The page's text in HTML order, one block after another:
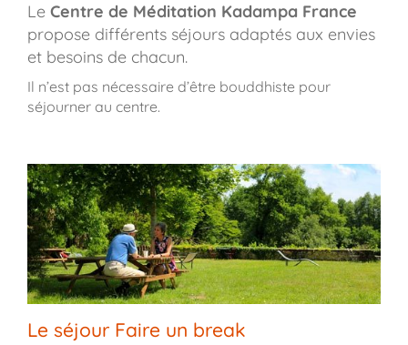
Le Centre de Méditation Kadampa France
propose différents séjours adaptés aux envies
et besoins de chacun.
Il n’est pas nécessaire d’être bouddhiste pour
séjourner au centre.
Le séjour Faire un break